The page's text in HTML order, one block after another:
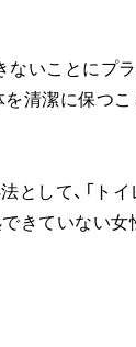
いことにプ
清潔に保つ
として、「ト
きていない女